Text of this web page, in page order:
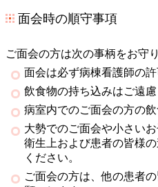
面会時の順守事項
ご面会の方は次の事柄をお守
面会は必ず病棟看護師の許
飲食物の持ち込みはご遠慮
病室内でのご面会の方の
大勢でのご面会や小さい
衛生上および患者の皆様
ください。
ご面会の方は、他の患者